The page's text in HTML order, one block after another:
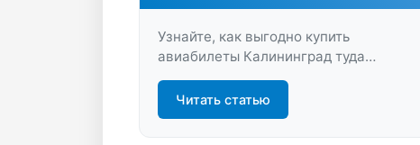
Узнайте, как выгодно купить
авиабилеты Калининград туда
обратно. Сравнивайте цены,
выбирайте удобные рейсы и
экономьте время и деньги на
Читать статью